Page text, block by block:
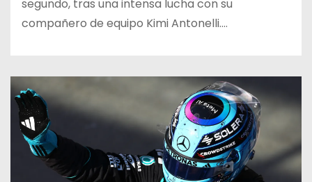
segundo, tras una intensa lucha con su
compañero de equipo Kimi Antonelli.…